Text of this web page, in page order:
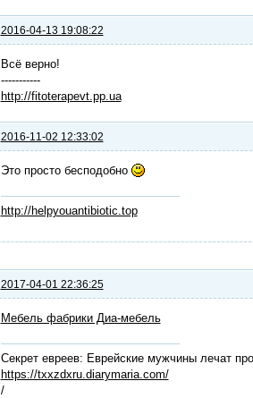
2016-04-13 19:08:22
Всё верно!
-----------
http://fitoterapevt.pp.ua
2016-11-02 12:33:02
Это просто бесподобно
http://helpyouantibiotic.top
2017-04-01 22:36:25
Мебель фабрики Диа-мебель
Секрет евреев: Еврейские мужчины лечат
https://txxzdxru.diarymaria.com/
/